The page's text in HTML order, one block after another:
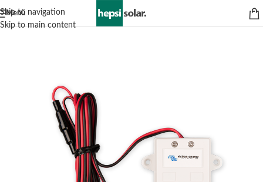
Skip to navigation
Skip to main content
Menü